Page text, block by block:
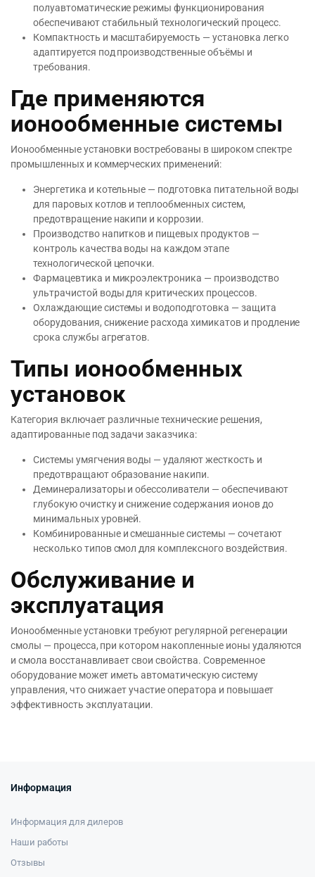
полуавтоматические режимы функционирования
обеспечивают стабильный технологический процесс.
Компактность и масштабируемость — установка легко
адаптируется под производственные объёмы и
требования.
Где применяются
ионообменные системы
Ионообменные установки востребованы в широком спектре
промышленных и коммерческих применений:
Энергетика и котельные — подготовка питательной воды
для паровых котлов и теплообменных систем,
предотвращение накипи и коррозии.
Производство напитков и пищевых продуктов —
контроль качества воды на каждом этапе
технологической цепочки.
Фармацевтика и микроэлектроника — производство
ультрачистой воды для критических процессов.
Охлаждающие системы и водоподготовка — защита
оборудования, снижение расхода химикатов и продление
срока службы агрегатов.
Типы ионообменных
установок
Категория включает различные технические решения,
адаптированные под задачи заказчика:
Системы умягчения воды — удаляют жесткость и
предотвращают образование накипи.
Деминерализаторы и обессоливатели — обеспечивают
глубокую очистку и снижение содержания ионов до
минимальных уровней.
Комбинированные и смешанные системы — сочетают
несколько типов смол для комплексного воздействия.
Обслуживание и
эксплуатация
Ионообменные установки требуют регулярной регенерации
смолы — процесса, при котором накопленные ионы удаляются
и смола восстанавливает свои свойства. Современное
оборудование может иметь автоматическую систему
управления, что снижает участие оператора и повышает
эффективность эксплуатации.
Информация
Информация для дилеров
Наши работы
Отзывы